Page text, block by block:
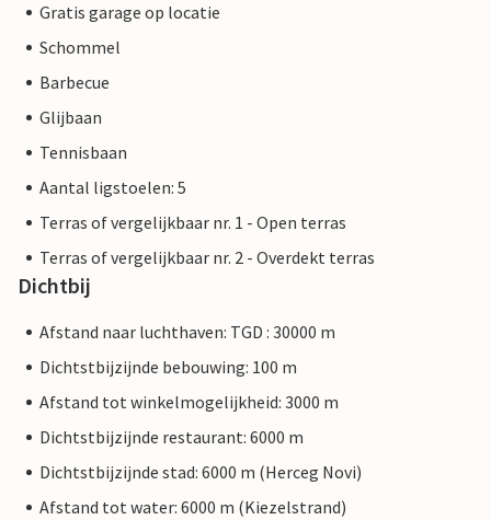
Gratis garage op locatie
Schommel
Barbecue
Glijbaan
Tennisbaan
Aantal ligstoelen: 5
Terras of vergelijkbaar nr. 1 - Open terras
Terras of vergelijkbaar nr. 2 - Overdekt terras
Dichtbij
Afstand naar luchthaven: TGD : 30000 m
Dichtstbijzijnde bebouwing: 100 m
Afstand tot winkelmogelijkheid: 3000 m
Dichtstbijzijnde restaurant: 6000 m
Dichtstbijzijnde stad: 6000 m (Herceg Novi)
Afstand tot water: 6000 m (Kiezelstrand)